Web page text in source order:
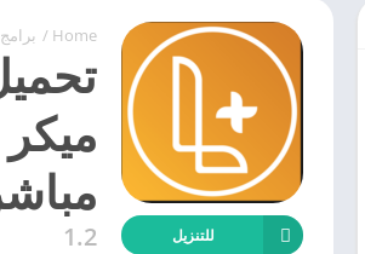
Home
/
1.2 للتنزيل